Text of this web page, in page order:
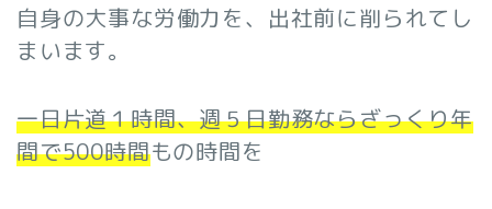
自身の大事な労働力を、出社前に削られてし
まいます。
一日片道１時間、週５日勤務ならざっくり年
間で500時間もの時間を